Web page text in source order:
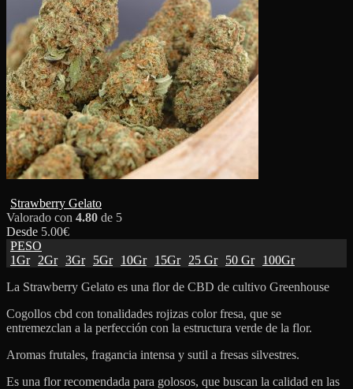
Strawberry Gelato
Valorado con 4.80 de 5
Desde 5.00€
PESO
1Gr 2Gr 3Gr 5Gr 10Gr 15Gr 25 Gr 50 Gr
100Gr
La Strawberry Gelato es una flor de CBD de cultivo Greenhouse
Cogollos cbd con tonalidades rojizas color fresa, que se
entremezclan a la perfección con la estructura verde de la flor.
Aromas frutales, fragancia intensa y sutil a fresas silvestres.
Es una flor recomendada para golosos, que buscan la calidad en las